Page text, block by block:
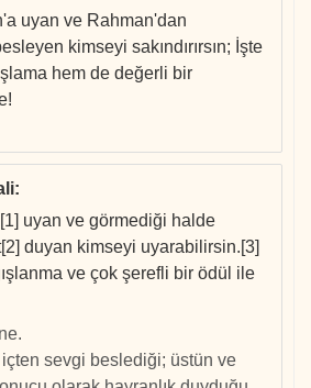
uyan ve Rahman'dan
kimseyi sakındırırsın; İşte
hem de değerli bir
:
uyan ve görmediği halde
duyan kimseyi uyarabilirsin.[3]
ve çok şerefli bir ödül ile
içten sevgi beslediği; üstün ve